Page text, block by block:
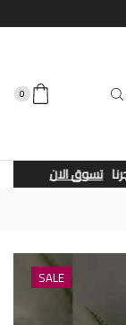
0
تسوق الان
SALE